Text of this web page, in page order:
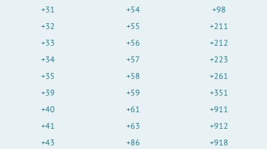
+31
+32
+33
+34
+35
+39
+40
+41
+43
+54
+55
+56
+57
+58
+59
+61
+63
+86
+98
+211
+212
+223
+261
+351
+911
+912
+918